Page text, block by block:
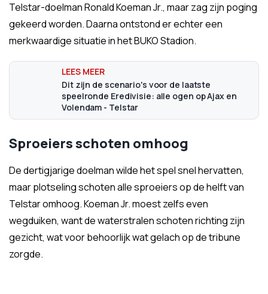
Telstar-doelman Ronald Koeman Jr., maar zag zijn poging
gekeerd worden. Daarna ontstond er echter een
merkwaardige situatie in het BUKO Stadion.
Dit zijn de scenario's voor de laatste
speelronde Eredivisie: alle ogen op Ajax en
Volendam - Telstar
Sproeiers schoten omhoog
De dertigjarige doelman wilde het spel snel hervatten,
maar plotseling schoten alle sproeiers op de helft van
Telstar omhoog. Koeman Jr. moest zelfs even
wegduiken, want de waterstralen schoten richting zijn
gezicht, wat voor behoorlijk wat gelach op de tribune
zorgde.